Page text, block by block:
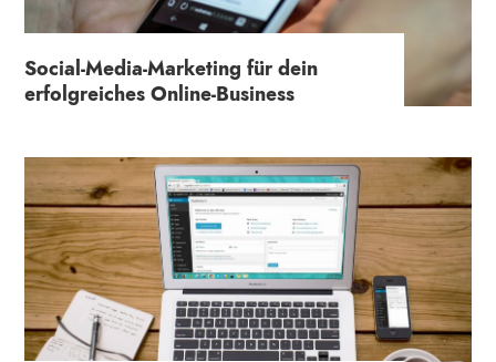
Social-Media-Marketing für dein
erfolgreiches Online-Business